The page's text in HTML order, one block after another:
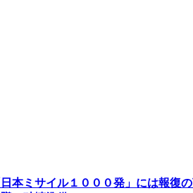
本ミサイル１０００発」には報復